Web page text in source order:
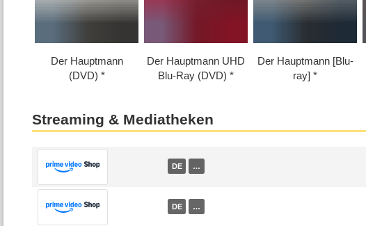
Der Hauptmann
(DVD)
Der Hauptmann UHD
Blu-Ray (DVD)
Der Hauptmann [Blu-
ray]
Streaming & Mediatheken
DE …
DE …